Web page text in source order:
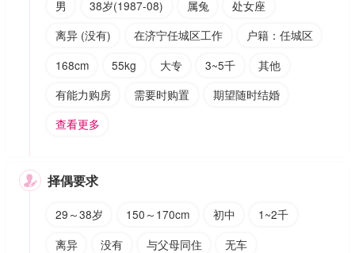
男 38岁(1987-08) 属兔
处女座
离异 (没有)
在济宁任城区工作
户籍：任城区
168cm
55kg 大专 3~5千
其他
有能力购房
需要时购置
期望随时结婚
查看更多
 择偶要求
29～38岁 150～170cm 初中
1~2千
离异
没有 与父母同住
无车